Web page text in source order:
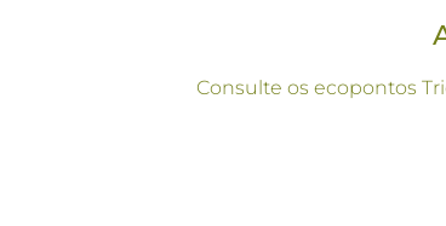
Consulte os ecopontos